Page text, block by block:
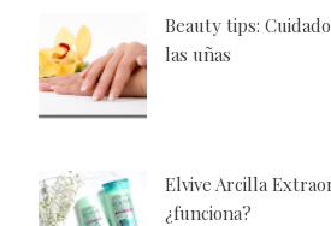
Beauty tips:
las uñas
Elvive Arcilla
¿funciona?